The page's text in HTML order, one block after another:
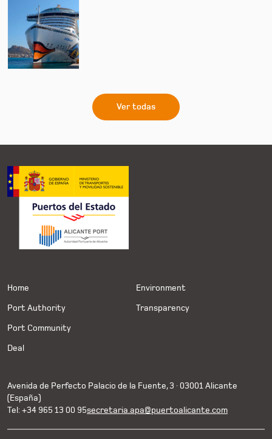
Ver todas
Home
Port Authority
Port Community
Deal
Environment
Transparency
Avenida de Perfecto Palacio de la Fuente, 3 · 03001 Alicante
(España)
Tel: +34 965 13 00 95secretaria.apa@puertoalicante.com